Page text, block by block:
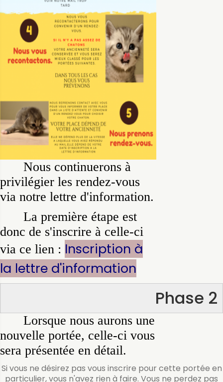
Nous continuerons à
privilégier les rendez-vous
via notre lettre d'information.
La première étape est
donc de s'inscrire à celle-ci
via ce lien : Inscription à
la lettre d'information
Phase 2
Lorsque nous aurons une
nouvelle portée, celle-ci vous
sera présentée en détail.
Si vous ne désirez pas vous inscrire pour cette portée en
particulier, vous n'avez rien à faire. Vous ne perdez pas